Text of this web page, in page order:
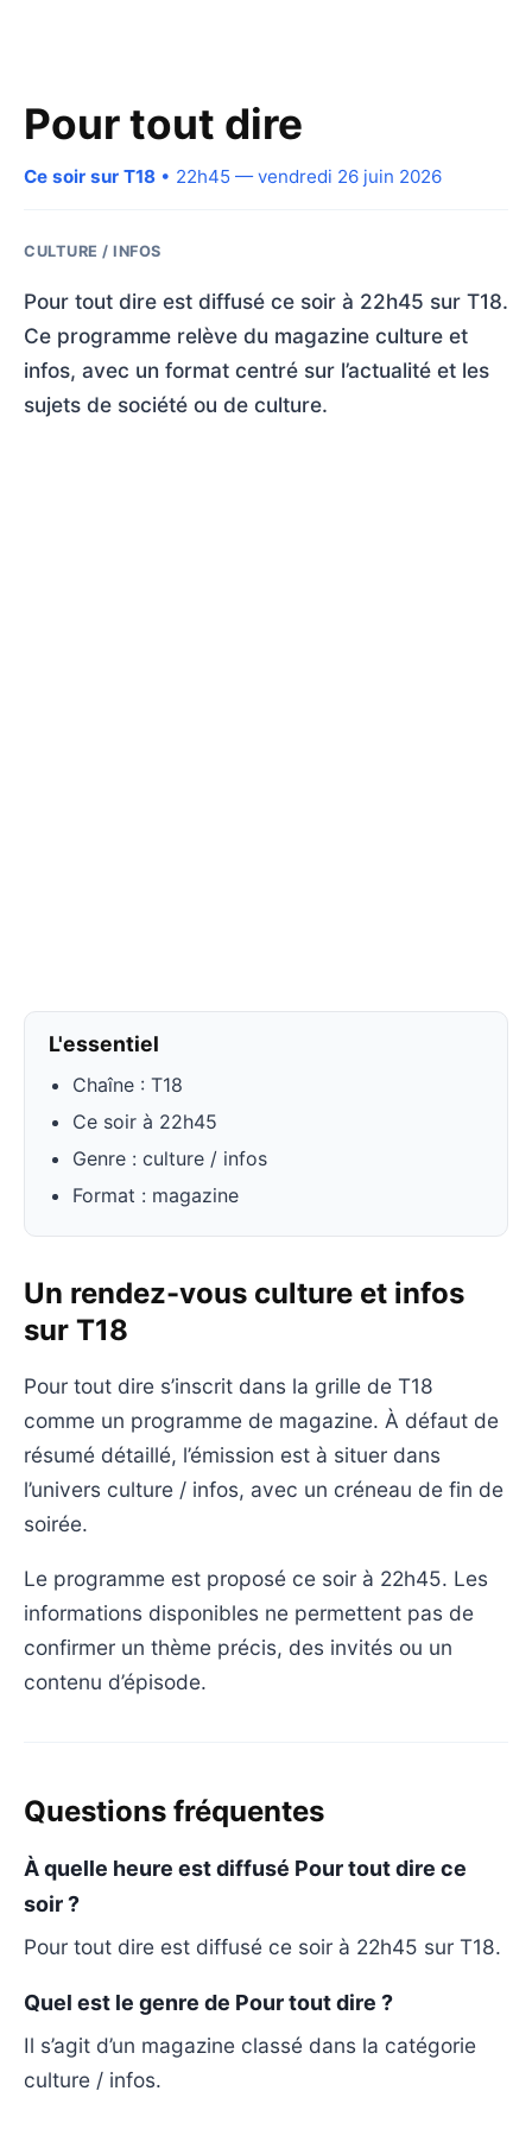
Pour tout dire
Ce soir sur T18 • 22h45 — vendredi 26 juin 2026
CULTURE / INFOS
Pour tout dire est diffusé ce soir à 22h45 sur T18.
Ce programme relève du magazine culture et
infos, avec un format centré sur l’actualité et les
sujets de société ou de culture.
L'essentiel
Chaîne : T18
Ce soir à 22h45
Genre : culture / infos
Format : magazine
Un rendez-vous culture et infos
sur T18
Pour tout dire s’inscrit dans la grille de T18
comme un programme de magazine. À défaut de
résumé détaillé, l’émission est à situer dans
l’univers culture / infos, avec un créneau de fin de
soirée.
Le programme est proposé ce soir à 22h45. Les
informations disponibles ne permettent pas de
confirmer un thème précis, des invités ou un
contenu d’épisode.
Questions fréquentes
À quelle heure est diffusé Pour tout dire ce
soir ?
Pour tout dire est diffusé ce soir à 22h45 sur T18.
Quel est le genre de Pour tout dire ?
Il s’agit d’un magazine classé dans la catégorie
culture / infos.